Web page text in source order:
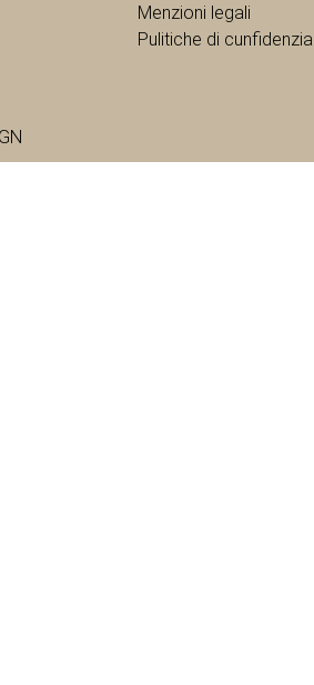
Menzioni legali
Pulitiche di